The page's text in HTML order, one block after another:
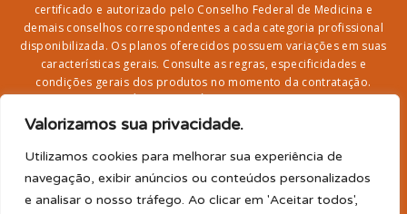
Valorizamos sua privacidade.
Utilizamos cookies para melhorar sua experiência de
navegação, exibir anúncios ou conteúdos personalizados
e analisar o nosso tráfego. Ao clicar em 'Aceitar todos',
certificado e autorizado pelo Conselho Federal de Medicina e
demais conselhos correspondentes a cada categoria profissional
disponibilizada. Os planos oferecidos possuem variações em suas
características gerais. Consulte as regras, especificidades e
condições gerais dos produtos no momento da contratação.
serviços na rede credenciada;SEGURO DE VIDA, ACIDENTES
PESSOAIS, ASSISTÊNCIA FUNERAL 24H, ASSISTÊNCIA
RESIDENCIAL E SORTEIO: Produto com registro SUSEP
garantido pela SEGUROS SURA (CNPJ sob o nº
adesão/elegibilidade de 64 anos (titular) e carência de 60